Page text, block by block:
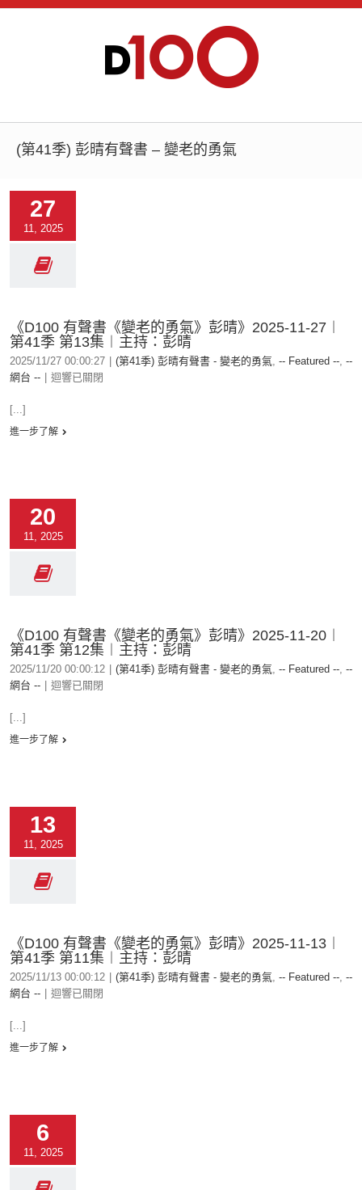
(第41季) 彭晴有聲書 – 變老的勇氣
27
11, 2025
《D100 有聲書《變老的勇氣》彭晴》2025-11-27︱
第41季 第13集︱主持：彭晴
2025/11/27 00:00:27 (第41季) 彭晴有聲書 - 變老的勇氣, -- Featured --, --
網台 --
迴響已關閉
[...]
進一步了解
20
11, 2025
《D100 有聲書《變老的勇氣》彭晴》2025-11-20︱
第41季 第12集︱主持：彭晴
2025/11/20 00:00:12 (第41季) 彭晴有聲書 - 變老的勇氣, -- Featured --, --
網台 --
迴響已關閉
[...]
進一步了解
13
11, 2025
《D100 有聲書《變老的勇氣》彭晴》2025-11-13︱
第41季 第11集︱主持：彭晴
2025/11/13 00:00:12 (第41季) 彭晴有聲書 - 變老的勇氣, -- Featured --, --
網台 --
迴響已關閉
[...]
進一步了解
6
11, 2025